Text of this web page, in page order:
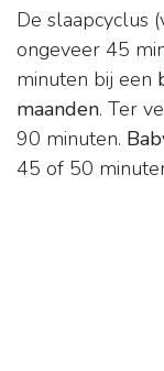
De slaapcyclus
ongeveer 45
minuten bij een
maanden. Ter
90 minuten.
45 of 50